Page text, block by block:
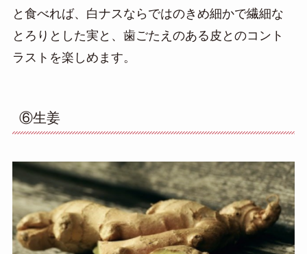
と食べれば、白ナスならではのきめ細かで繊細な
とろりとした実と、歯ごたえのある皮とのコント
ラストを楽しめます。
⑥生姜